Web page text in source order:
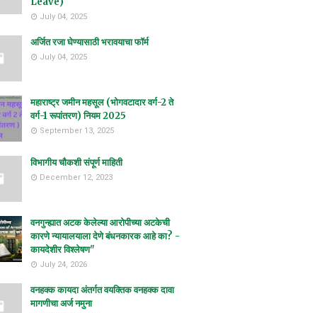
July 04, 2025
अर्जित रजा घेण्यासाठी भरावयाचा फॉर्म
July 04, 2025
महाराष्ट्र जमीन महसूल (भोगवटादार वर्ग-2 ते
वर्ग-1 रूपांतरण) नियम 2025
September 13, 2025
विभागीय चौकशी संपूर्ण माहिती
December 12, 2023
वनगुन्ह्यात अटक केलेल्या आरोपीच्या अटकेची
कारणे न्यायालयाला देणे बंधनकारक आहे का? -
कायदेशीर विश्लेषण"
July 24, 2026
वनहक्क कायदा अंतर्गत वयक्तिक वनहक्क दावा
मागणीचा अर्ज नमुना